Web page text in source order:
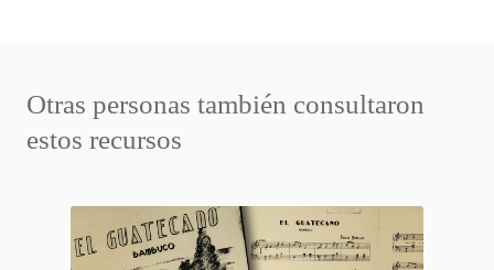
Otras personas también consultaron
estos recursos